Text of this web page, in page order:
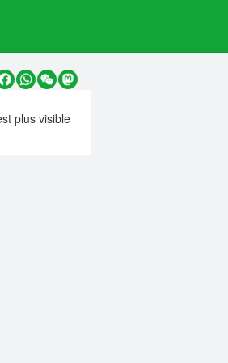
Facebook
WhatsApp
WeChatMastodon
plus visible